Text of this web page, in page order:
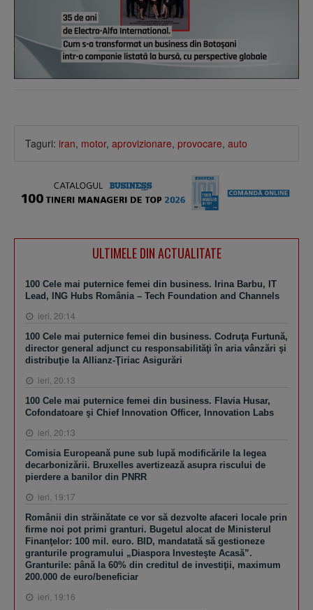
Taguri: iran, motor, aprovizionare, provocare, auto
ULTIMELE DIN ACTUALITATE
100 Cele mai puternice femei din business. Irina Barbu, IT
Lead, ING Hubs România – Tech Foundation and Channels
ieri, 20:14
100 Cele mai puternice femei din business. Codruţa Furtună,
director general adjunct cu responsabilităţi în aria vânzări şi
distribuţie la Allianz-Ţiriac Asigurări
ieri, 20:13
100 Cele mai puternice femei din business. Flavia Husar,
Cofondatoare şi Chief Innovation Officer, Innovation Labs
ieri, 20:13
Comisia Europeană pune sub lupă modificările la legea
decarbonizării. Bruxelles avertizează asupra riscului de
pierdere a banilor din PNRR
ieri, 19:17
Românii din străinătate ce vor să dezvolte afaceri locale prin
firme noi pot primi granturi. Bugetul alocat de Ministerul
Finanţelor: 100 mil. euro. BID, mandatată să gestioneze
granturile programului „Diaspora Investeşte Acasă”.
Granturile: până la 60% din creditul de investiţii, maximum
200.000 de euro/beneficiar
ieri, 19:16